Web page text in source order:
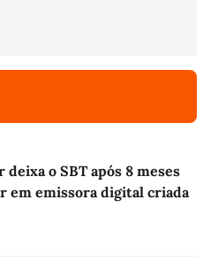
o SBT após 8 meses
em emissora digital criada